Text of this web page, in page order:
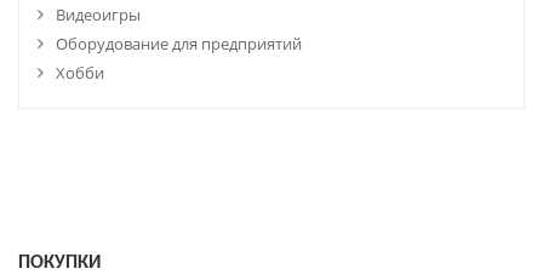
Видеоигры
Оборудование для предприятий
Хобби
ПОКУПКИ